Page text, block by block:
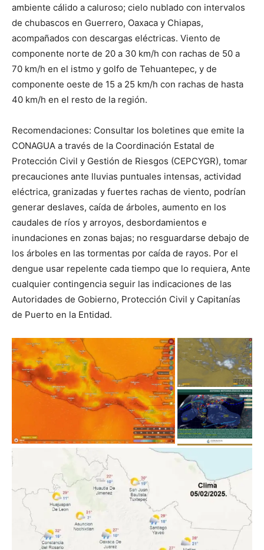
ambiente cálido a caluroso; cielo nublado con intervalos
de chubascos en Guerrero, Oaxaca y Chiapas,
acompañados con descargas eléctricas. Viento de
componente norte de 20 a 30 km/h con rachas de 50 a
70 km/h en el istmo y golfo de Tehuantepec, y de
componente oeste de 15 a 25 km/h con rachas de hasta
40 km/h en el resto de la región.
Recomendaciones: Consultar los boletines que emite la
CONAGUA a través de la Coordinación Estatal de
Protección Civil y Gestión de Riesgos (CEPCYGR), tomar
precauciones ante lluvias puntuales intensas, actividad
eléctrica, granizadas y fuertes rachas de viento, podrían
generar deslaves, caída de árboles, aumento en los
caudales de ríos y arroyos, desbordamientos e
inundaciones en zonas bajas; no resguardarse debajo de
los árboles en las tormentas por caída de rayos. Por el
dengue usar repelente cada tiempo que lo requiera, Ante
cualquier contingencia seguir las indicaciones de las
Autoridades de Gobierno, Protección Civil y Capitanías
de Puerto en la Entidad.